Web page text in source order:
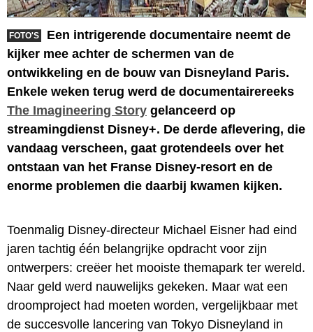
FOTO'S
Een intrigerende documentaire neemt de
kijker mee achter de schermen van de
ontwikkeling en de bouw van Disneyland Paris.
Enkele weken terug werd de documentairereeks
The Imagineering Story gelanceerd op
streamingdienst Disney+. De derde aflevering, die
vandaag verscheen, gaat grotendeels over het
ontstaan van het Franse Disney-resort en de
enorme problemen die daarbij kwamen kijken.
Toenmalig Disney-directeur Michael Eisner had eind
jaren tachtig één belangrijke opdracht voor zijn
ontwerpers: creëer het mooiste themapark ter wereld.
Naar geld werd nauwelijks gekeken. Maar wat een
droomproject had moeten worden, vergelijkbaar met
de succesvolle lancering van Tokyo Disneyland in